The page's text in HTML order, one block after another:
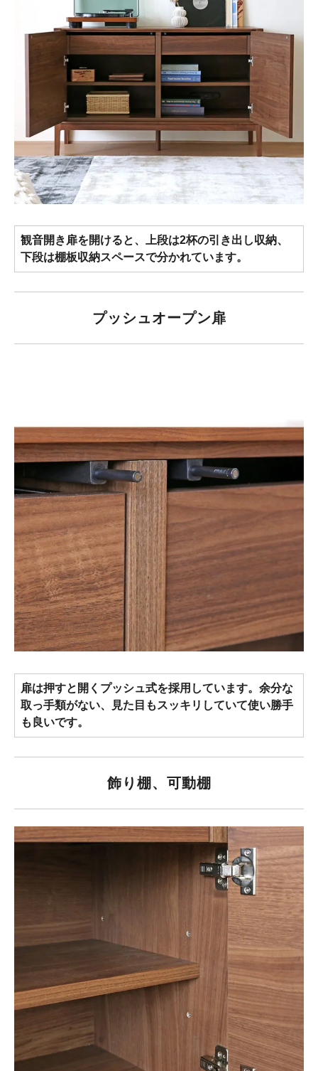
観音開き扉を開けると、上段は2杯の引き出し収納、
下段は棚板収納スペースで分かれています。
プッシュオープン扉
扉は押すと開くプッシュ式を採用しています。余分な
取っ手類がない、見た目もスッキリしていて使い勝手
も良いです。
飾り棚、可動棚